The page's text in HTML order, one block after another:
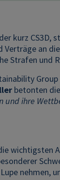
kurz CS3D,
an
Strafen und
betonten
und ihre
wichtigsten
nehmen,